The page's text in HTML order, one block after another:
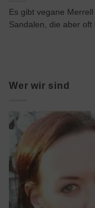
Es gibt vegane
Sandalen, die aber oft
Wer wir sind